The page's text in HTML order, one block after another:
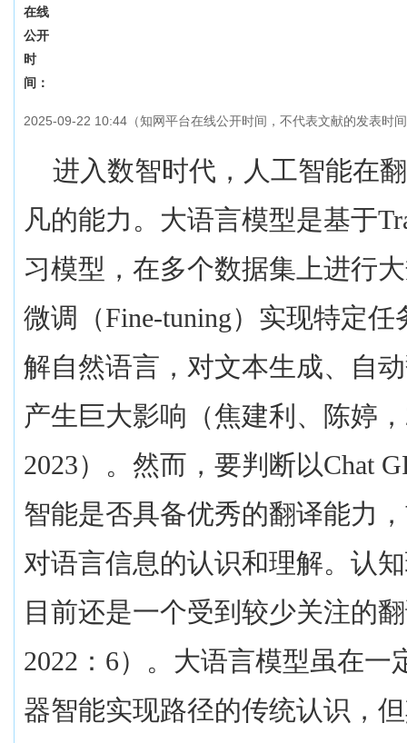
在线
公开
时
间：
2025-09-22 10:44（知网平台在线公开时间，不代表文献的发表时
进入数智时代，人工智能在
凡的能力。大语言模型是基于
习模型，在多个数据集上进行
微调（Fine-tuning）实现特定任
解自然语言，对文本生成、自
产生巨大影响（焦建利、陈婷，
2023）。然而，要判断以Chat
智能是否具备优秀的翻译能力
对语言信息的认识和理解。认
目前还是一个受到较少关注的
2022 ： 6）。大语言模型虽在一
器智能实现路径的传统认识，